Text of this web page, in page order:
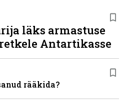
läks armastuse
Antartikasse
rääkida?